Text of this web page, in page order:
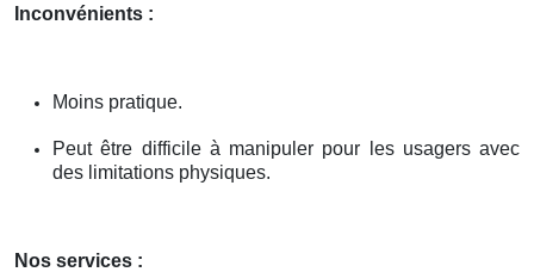
Inconvénients :
Moins pratique.
Peut être difficile à manipuler pour les usagers avec
des limitations physiques.
Nos services :